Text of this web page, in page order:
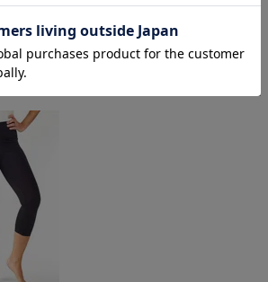
良い。
らく良いです！